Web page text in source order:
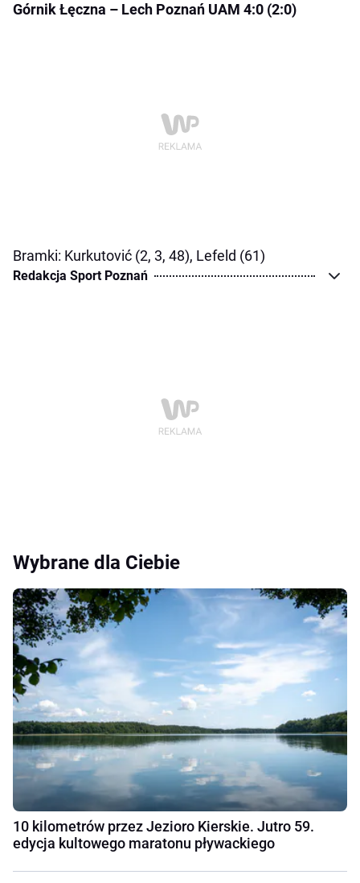
Górnik Łęczna – Lech Poznań UAM 4:0 (2:0)
Bramki: Kurkutović (2, 3, 48), Lefeld (61)
Redakcja Sport Poznań
Wybrane dla Ciebie
10 kilometrów przez Jezioro Kierskie. Jutro 59.
edycja kultowego maratonu pływackiego